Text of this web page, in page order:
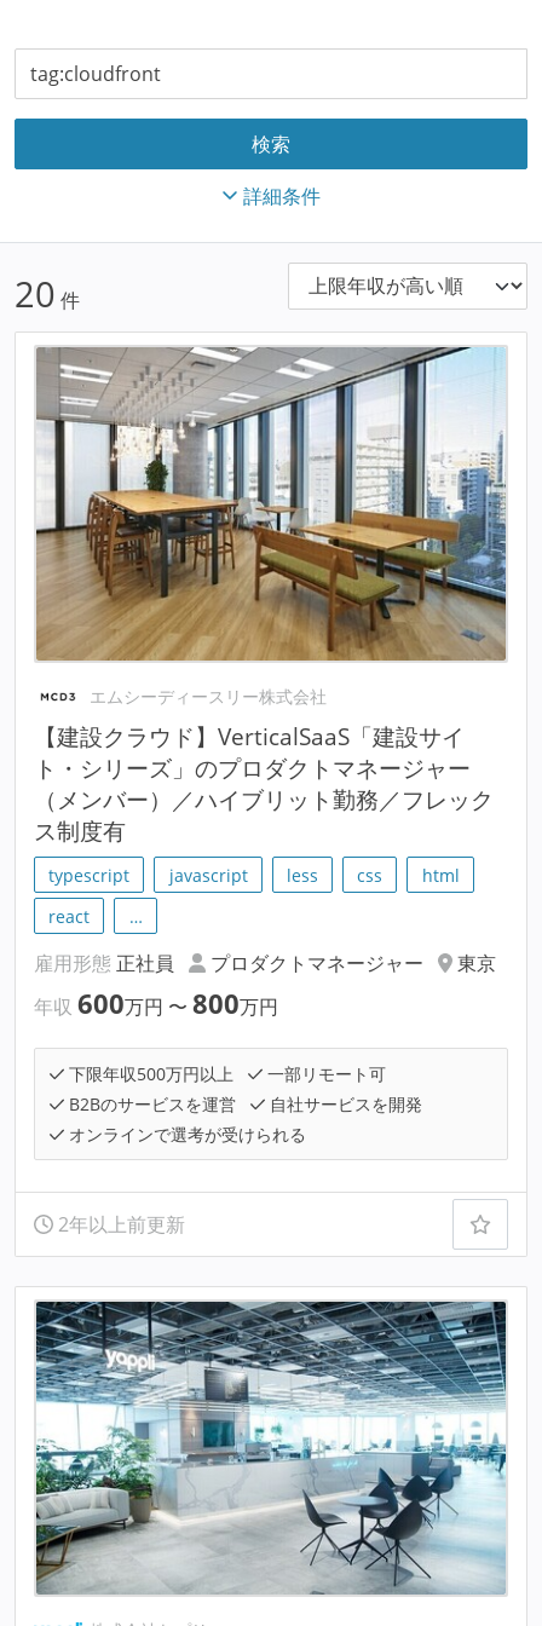
詳細条件
20 件
エムシーディースリー株式会社
【建設クラウド】VerticalSaaS「建設サイ
ト・シリーズ」のプロダクトマネージャー
（メンバー）／ハイブリット勤務／フレック
ス制度有
typescript javascript less css
html
react
…
雇用形態 正社員 プロダクトマネージャー
東京
年収 600万円 〜 800万円
下限年収500万円以上
一部リモート可
B2Bのサービスを運営
自社サービスを開発
オンラインで選考が受けられる
2年以上前更新